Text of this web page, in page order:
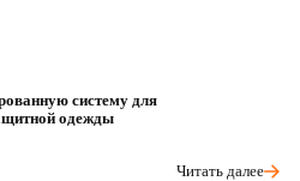
систему для
одежды
Читать далее